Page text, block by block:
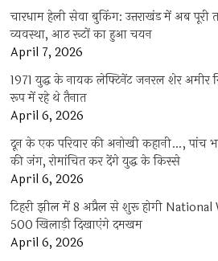
चारधाम हेली सेवा बुकिंग: उत्तराखंड में अब पूरी
व्यवस्था, आठ रूटों का हुआ चयन
April 7, 2026
1971 युद्ध के नायक लेफ्टिनेंट जनरल शेर अमीर
रूप में रहे थे तैनात
April 6, 2026
दून के एक परिवार की अनोखी कहानी…, पांच
की जंग, रोमांचित कर देंगे युद्ध के किस्से
April 6, 2026
टिहरी झील में 8 अप्रैल से शुरू होगी National
500 खिलाड़ी दिखाएंगे दमखम
April 6, 2026